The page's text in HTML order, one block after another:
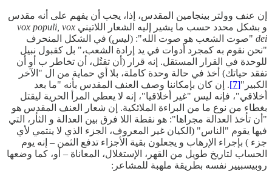
إن عنف وولتر بينجامين المقدس، إذا، يجب أن يفهم على أنه مقدس
و بشكل محدد حسب ما يشير إليه الشعار اللاتيني vox populi, vox
dei "صوت الشعب هو صوت الله": (ليس) في الشكل المنحرف
"نحن نقوم به كمجرد أدوات في يد إرادة الشعب،" بل كقبول نبيل
للوحدة في القرار المستقل. إنه قرار (أن تقتُل، أن تخاطر ب أو أن
تفقد حياتك) أخذ في حالة وحدة كاملة، بلا أي حماية من ال "الآخر
الكبير"[7]
. إن كان بإمكاننا وصف العنف المقدس بأنه "ما بعد
أخلاقي"، فإنه ليس "غير أخلاقيا"، إنه لا يعطي المرأ الحرية ليقتل
بغطاء من نوع ما من البراءة الملائكية. إن شعار العنف المقدس هو
"أن تأخذ العدالة مجراها": هو نقطة اللا فرق بين العدالة و الثأر، التي
فيها يقوم "الناس" (الكيان غير المعروف، الجزء الذي لا ينتمي لأي
جزء ) بإجراء الإرهاب و يجعلون بقية الأجزاء تدفع الثمن – إنه يوم
الحساب لتاريخ طويل من القهر، الإستغلال، المعاناة – أو، كما وضعها
روبيسبيير نفسه بطريقة ملهبة للمشاعر: